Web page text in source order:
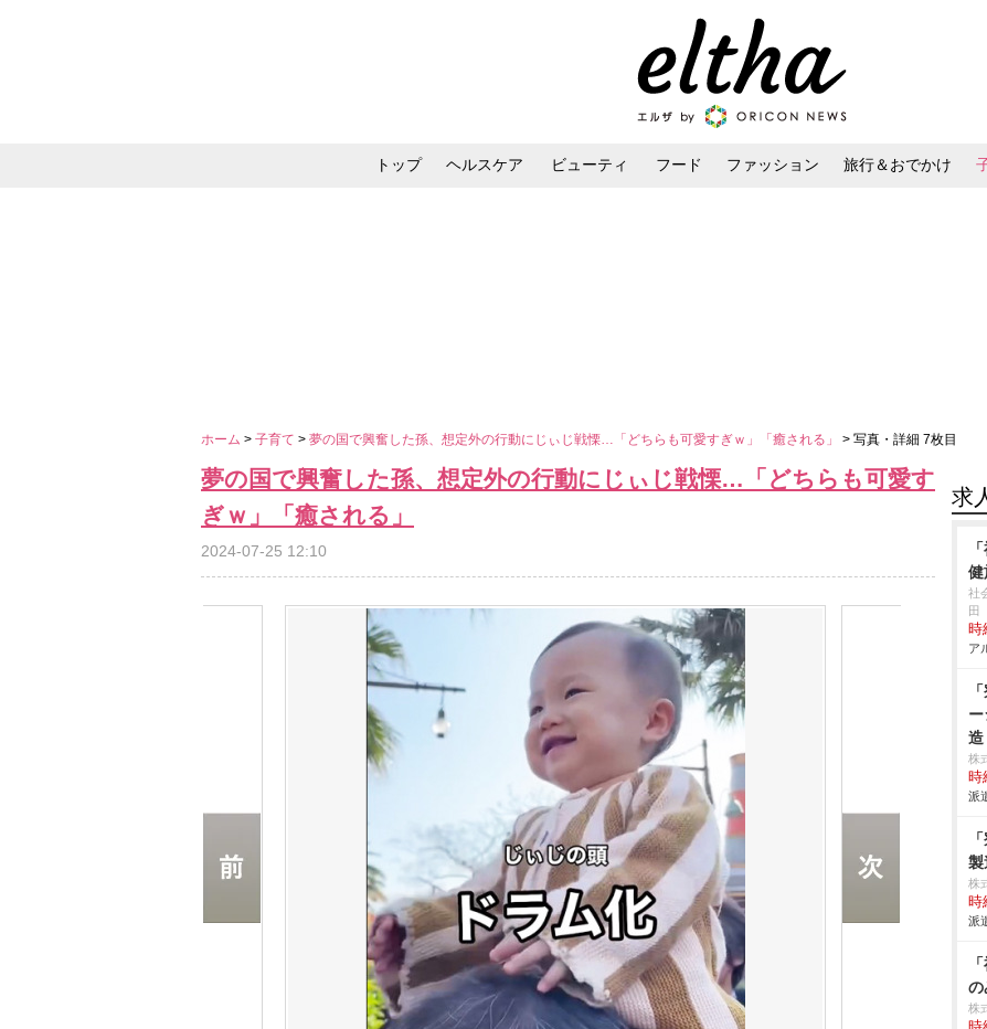
トップ ヘルスケア ビューティ フード ファッション 旅行＆おでかけ
ホーム > 子育て > 夢の国で興奮した孫、想定外の行動にじぃじ戦慄…「どちらも可愛すぎｗ」「癒される」 > 写真・詳細 7枚目
夢の国で興奮した孫、想定外の行動にじぃじ戦慄…「どちらも可愛す
ぎｗ」「癒される」
2024-07-25 12:10
求
健
社
田
時
ア
造
株
時
派
製
株
時
派
の
株